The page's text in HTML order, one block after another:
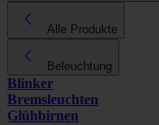
Alle Produkte
Beleuchtung
Blinker
Bremsleuchten
Glühbirnen